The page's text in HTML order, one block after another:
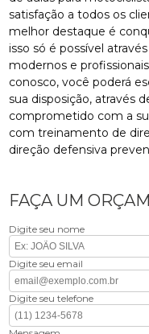
satisfação a todos os
melhor destaque é
isso só é possível
modernos e
conosco, você poderá
sua disposição, através
comprometido com a
com treinamento de
direção defensiva
FAÇA UM
Digite seu nome
Digite seu email
Digite seu telefone